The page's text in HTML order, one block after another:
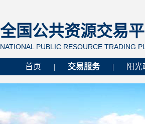
全国公共资源交易
NATIONAL PUBLIC RESOURCE TRADING
首页 交易服务 阳光